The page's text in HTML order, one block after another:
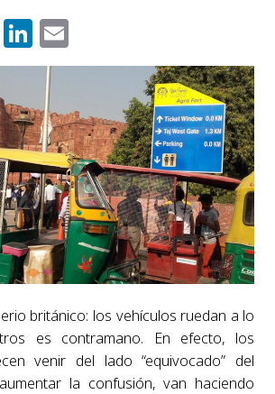
LinkedIn
Email
británico: los vehículos ruedan a lo
es contramano. En efecto, los
venir del lado “equivocado” del
la confusión, van haciendo